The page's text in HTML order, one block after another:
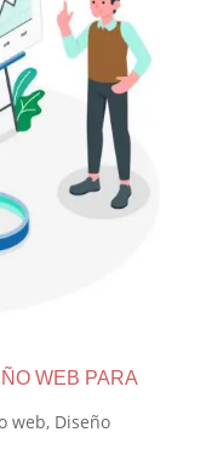
WEB PARA
web, Diseño